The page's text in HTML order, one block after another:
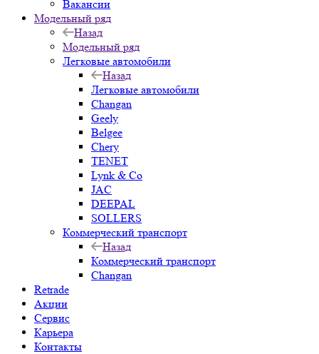
Вакансии
Модельный ряд
Назад
Модельный ряд
Легковые автомобили
Назад
Легковые автомобили
Changan
Geely
Belgee
Chery
TENET
Lynk & Co
JAC
DEEPAL
SOLLERS
Коммерческий транспорт
Назад
Коммерческий транспорт
Changan
Retrade
Акции
Сервис
Карьера
Контакты